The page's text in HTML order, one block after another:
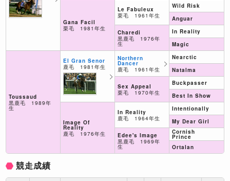
Toussaud
黒鹿毛 1989年
生
Gana Facil
栗毛 1981年生
El Gran Senor
鹿毛 1981年生
Image Of
Reality
鹿毛 1976年生
Le Fabuleux
栗毛 1961年生
Charedi
黒鹿毛 1976年
生
Northern
Dancer
鹿毛 1961年生
Sex Appeal
栗毛 1970年生
In Reality
鹿毛 1964年生
Edee's Image
黒鹿毛 1969年
生
Wild Risk
Anguar
In Reality
Magic
Nearctic
Natalma
Buckpasser
Best In Show
Intentionally
My Dear Girl
Cornish
Prince
Ortalan
競走成績